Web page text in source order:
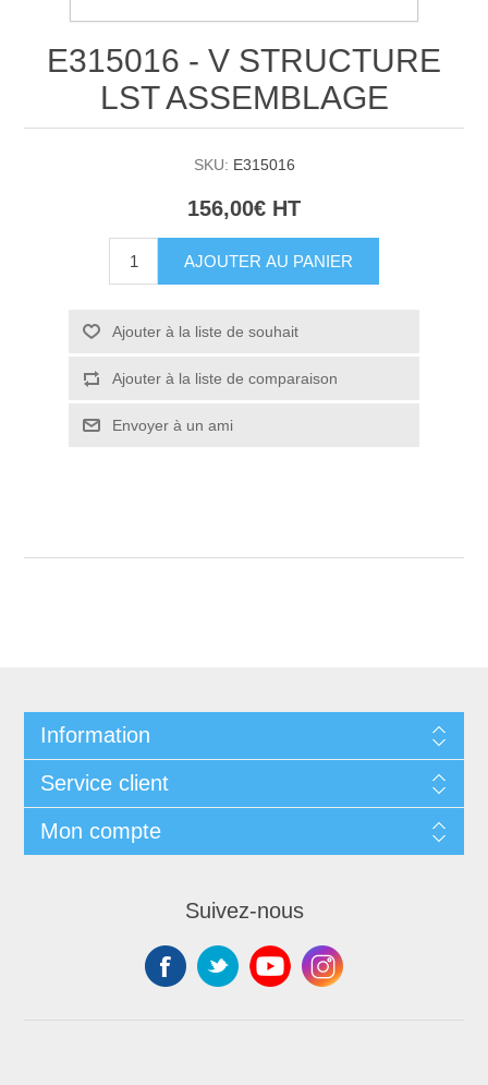
E315016 - V STRUCTURE
LST ASSEMBLAGE
SKU: E315016
156,00€ HT
AJOUTER AU PANIER
Ajouter à la liste de souhait
Ajouter à la liste de comparaison
Envoyer à un ami
Information
Service client
Mon compte
Suivez-nous